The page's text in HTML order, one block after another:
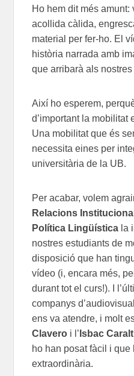
Ho hem dit més amunt:
acollida càlida,
material per fer-ho. El
història narrada amb
que arribarà als
Així ho esperem,
d’important la mobilitat
Una mobilitat que és
necessita eines per
universitària de la UB.
Per acabar, volem
Relacions
Política Lingüística la
nostres estudiants de
disposició que han
vídeo (i, encara més,
durant tot el curs!). I
companys
ens va atendre, i molt
Clavero i l’ Isbac Caralt
ho han posat fàcil i que
extraordinària.